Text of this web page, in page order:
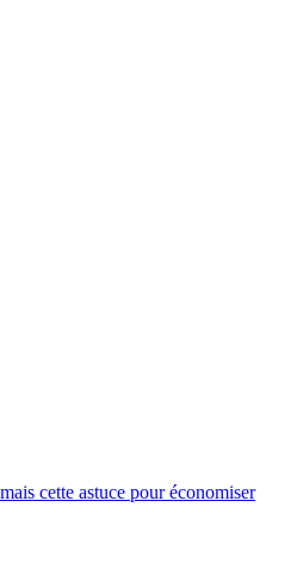
cette astuce pour économiser